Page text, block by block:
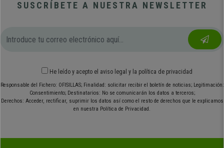
SUSCRÍBETE A NUESTRA NEWSLETTER
He leído y acepto el aviso legal y la política de privacidad
Responsable del Fichero: OFISILLAS; Finalidad: solicitar recibir el boletín de noticias; Legitimación:
Consentimiento; Destinatarios: No se comunicarán los datos a terceros;
Derechos: Acceder, rectificar, suprimir los datos así como el resto de derechos que le explicamos
en nuestra Política de Privacidad.